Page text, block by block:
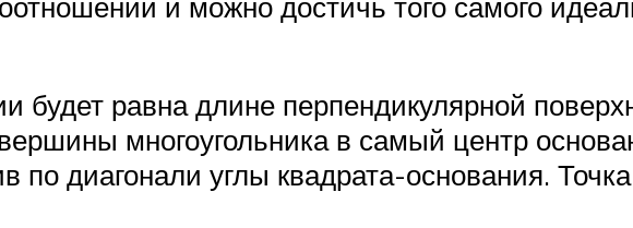
будет равна длине перпендикулярной
многоугольника в самый центр
по диагонали углы квадрата-основания.